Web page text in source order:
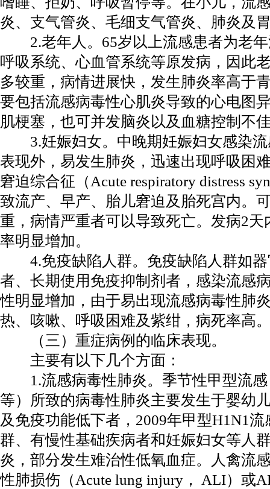
炎、支气管炎、毛细支气管炎、肺炎及
2.老年人。65岁以上流感患者为老年
呼吸系统、心血管系统等原发病，因此
多较重，病情进展快，发生肺炎率高于
要包括流感病毒性心肌炎导致的心电图
肌梗塞，也可并发脑炎以及血糖控制不
3.妊娠妇女。中晚期妊娠妇女感染流
表现外，易发生肺炎，迅速出现呼吸困
窘迫综合征（Acute respiratory distress
致流产、早产、胎儿窘迫及胎死宫内。
重，病情严重者可以导致死亡。发病2
率明显增加。
4.免疫缺陷人群。免疫缺陷人群如器
者、长期使用免疫抑制剂者，感染流感
性明显增加，由于易出现流感病毒性肺
热、咳嗽、呼吸困难及紫绀，病死率高
（三）重症病例的临床表现。
主要有以下几个方面：
1.流感病毒性肺炎。季节性甲型流感
等）所致的病毒性肺炎主要发生于婴幼
及免疫功能低下者，2009年甲型H1N1
群、有慢性基础疾病者和妊娠妇女等人
炎，部分发生难治性低氧血症。人禽流
性肺损伤（Acute lung injury， ALI）或